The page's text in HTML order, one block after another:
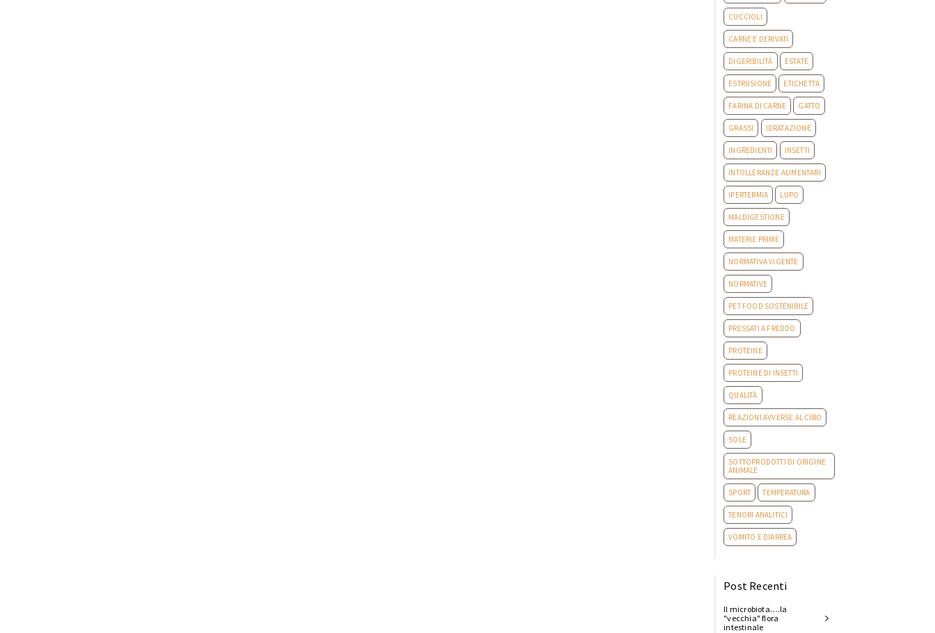
CUCCIOLI
CARNE E DERIVATI
DIGERIBILITÀ ESTATE
ESTRUSIONE ETICHETTA
FARINA DI CARNE GATTO
GRASSI IDRATAZIONE
INGREDIENTI INSETTI
INTOLLERANZE ALIMENTARI
IPERTERMIA LUPO
MALDIGESTIONE
MATERIE PRIME
NORMATIVA VIGENTE
NORMATIVE
PET FOOD SOSTENIBILE
PRESSATI A FREDDO
PROTEINE
PROTEINE DI INSETTI
QUALITÀ
REAZIONI AVVERSE AL CIBO
SOLE
SOTTOPRODOTTI DI ORIGINE
ANIMALE
SPORT TEMPERATURA
TENORI ANALITICI
VOMITO E DIARREA
Post Recenti
Il microbiota….la
"vecchia" flora
intestinale